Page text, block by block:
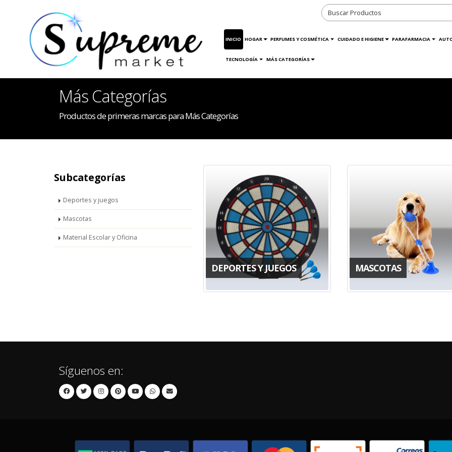
INICIO HOGAR PERFUMES Y COSMÉTICA CUIDADO E HIGIENE PARAFARMACIA
TECNOLOGÍA MÁS CATEGORÍAS
Más Categorías
Productos de primeras marcas para Más Categorías
Subcategorías
Deportes y juegos
Mascotas
Material Escolar y Oficina
DEPORTES Y JUEGOS MASCOTAS
Síguenos en: